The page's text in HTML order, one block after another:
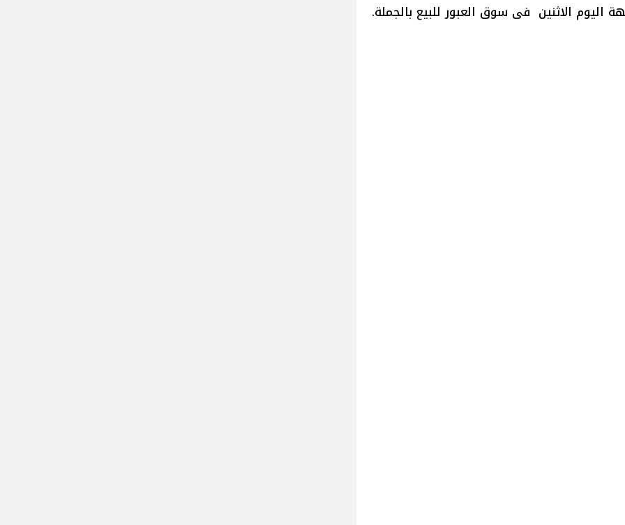
اليوم الاثنين فى سوق العبور للبيع بالجملة.